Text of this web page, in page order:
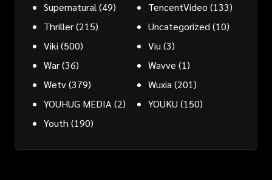
Supernatural(49) TencentVideo (133)
Thriller(215) Uncategorized(10)
Viki (500) Viu(3)
War(36) Wavve (1)
Wetv(379) Wuxia(201)
YOUHUG MEDIA(2) YOUKU (150)
Youth (190)